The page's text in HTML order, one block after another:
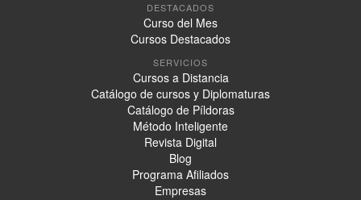
DESTACADOS
Curso del Mes
Cursos Destacados
SERVICIOS
Cursos a Distancia
Catálogo de cursos y Diplomaturas
Catálogo de Píldoras
Método Inteligente
Revista Digital
Blog
Programa Afiliados
Empresas